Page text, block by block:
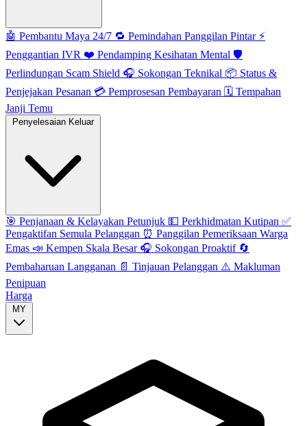
🤖 Pembantu Maya 24/7 🔁 Pemindahan Panggilan Pintar ⚡️
Penggantian IVR ❤️ Pendamping Kesihatan Mental 🛡️
Perlindungan Scam Shield 🎧 Sokongan Teknikal 📦 Status &
Penjejakan Pesanan 💳 Pemprosesan Pembayaran 🗓️ Tempahan
Janji Temu
Penyelesaian Keluar
🎯 Penjanaan & Kelayakan Petunjuk 💵 Perkhidmatan Kutipan ✅
Pengaktifan Semula Pelanggan ⏰ Panggilan Pemeriksaan Warga
Emas 📣 Kempen Skala Besar 🎧 Sokongan Proaktif 🔄
Pembaharuan Langganan 📄 Tinjauan Pelanggan ⚠️ Makluman
Penipuan
Harga
MY